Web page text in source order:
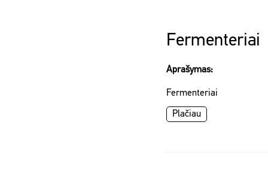
Fermenteriai
Aprašymas:
Fermenteriai
Plačiau